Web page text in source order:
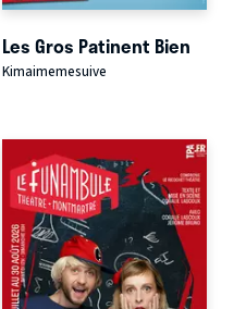
Les Gros Patinent Bien
Kimaimemesuive